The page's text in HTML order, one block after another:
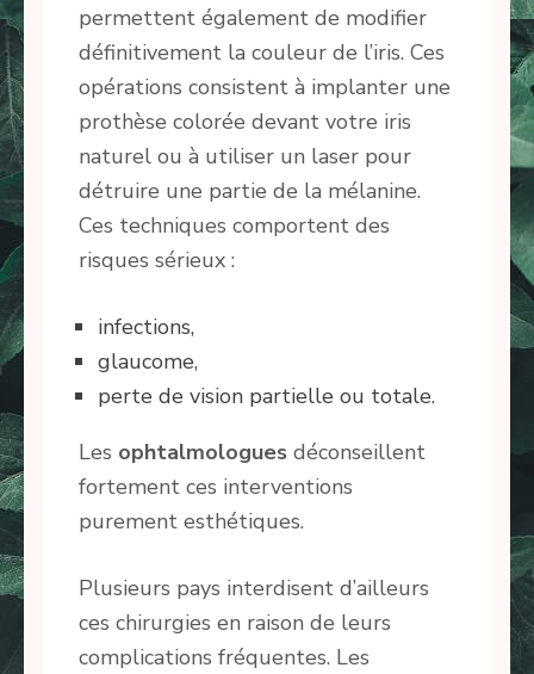
permettent également de modifier
définitivement la couleur de l’iris. Ces
opérations consistent à implanter une
prothèse colorée devant votre iris
naturel ou à utiliser un laser pour
détruire une partie de la mélanine.
Ces techniques comportent des
risques sérieux :
infections,
glaucome,
perte de vision partielle ou totale.
Les ophtalmologues déconseillent
fortement ces interventions
purement esthétiques.
Plusieurs pays interdisent d’ailleurs
ces chirurgies en raison de leurs
complications fréquentes. Les